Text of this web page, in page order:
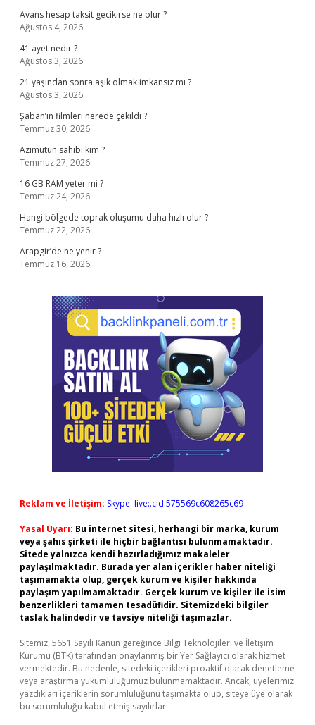
Avans hesap taksit gecikirse ne olur ?
Ağustos 4, 2026
41 ayet nedir ?
Ağustos 3, 2026
21 yaşından sonra aşık olmak imkansız mı ?
Ağustos 3, 2026
Şaban’ın filmleri nerede çekildi ?
Temmuz 30, 2026
Azimutun sahibi kim ?
Temmuz 27, 2026
16 GB RAM yeter mi ?
Temmuz 24, 2026
Hangi bölgede toprak oluşumu daha hızlı olur ?
Temmuz 22, 2026
Arapgir’de ne yenir ?
Temmuz 16, 2026
Reklam ve İletişim: Skype: live:.cid.575569c608265c69
Yasal Uyarı: Bu internet sitesi, herhangi bir marka, kurum
veya şahıs şirketi ile hiçbir bağlantısı bulunmamaktadır.
Sitede yalnızca kendi hazırladığımız makaleler
paylaşılmaktadır. Burada yer alan içerikler haber niteliği
taşımamakta olup, gerçek kurum ve kişiler hakkında
paylaşım yapılmamaktadır. Gerçek kurum ve kişiler ile isim
benzerlikleri tamamen tesadüfidir. Sitemizdeki bilgiler
taslak halindedir ve tavsiye niteliği taşımazlar.
Sitemiz, 5651 Sayılı Kanun gereğince Bilgi Teknolojileri ve İletişim
Kurumu (BTK) tarafından onaylanmış bir Yer Sağlayıcı olarak hizmet
vermektedir. Bu nedenle, sitedeki içerikleri proaktif olarak denetleme
veya araştırma yükümlülüğümüz bulunmamaktadır. Ancak, üyelerimiz
yazdıkları içeriklerin sorumluluğunu taşımakta olup, siteye üye olarak
bu sorumluluğu kabul etmiş sayılırlar.